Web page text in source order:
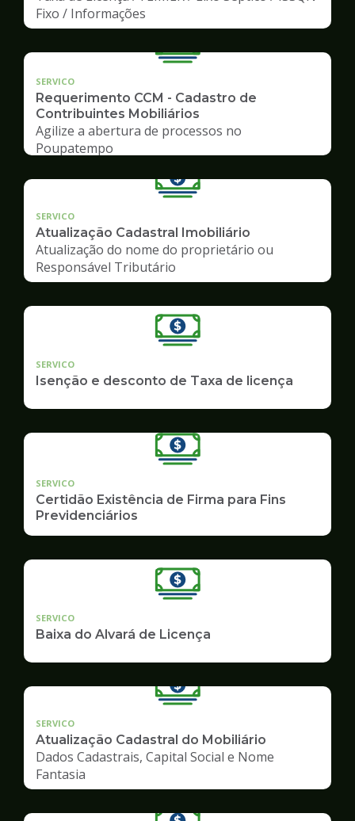
Fixo / Informações
SERVICO
Requerimento CCM - Cadastro de
Contribuintes Mobiliários
Agilize a abertura de processos no
Poupatempo
SERVICO
Atualização Cadastral Imobiliário
Atualização do nome do proprietário ou
Responsável Tributário
SERVICO
Isenção e desconto de Taxa de licença
SERVICO
Certidão Existência de Firma para Fins
Previdenciários
SERVICO
Baixa do Alvará de Licença
SERVICO
Atualização Cadastral do Mobiliário
Dados Cadastrais, Capital Social e Nome
Fantasia